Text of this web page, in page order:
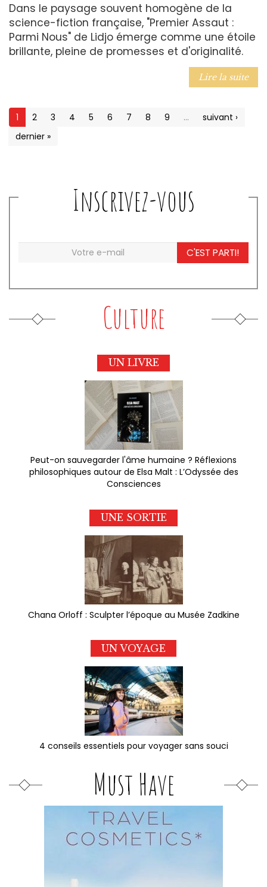
Dans le paysage souvent homogène de la
science-fiction française, "Premier Assaut :
Parmi Nous" de Lidjo émerge comme une étoile
brillante, pleine de promesses et d'originalité.
Lire la suite
1 2 3 4 5 6 7 8 9 …
suivant ›
dernier »
Inscrivez-vous
C'EST PARTI!
Culture
UN LIVRE
Peut-on sauvegarder l'âme humaine ? Réflexions
philosophiques autour de Elsa Malt : L’Odyssée des
Consciences
UNE SORTIE
Chana Orloff : Sculpter l’époque au Musée Zadkine
UN VOYAGE
4 conseils essentiels pour voyager sans souci
Must Have